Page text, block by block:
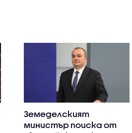
Земеделският
министър поиска от